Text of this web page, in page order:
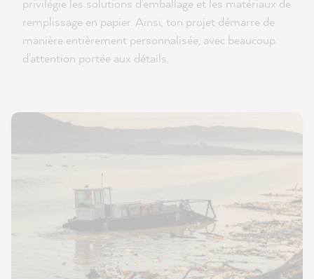
remplissage en papier. Ainsi, ton projet démarre de
manière entièrement personnalisée, avec beaucoup
d'attention portée aux détails.